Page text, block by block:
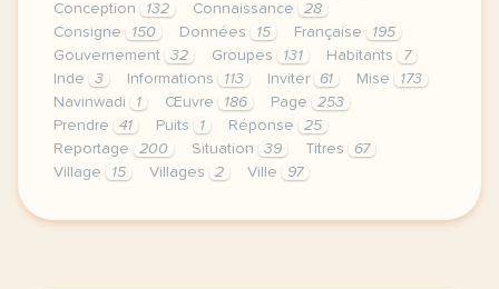
Conception
132 Connaissance
28
Consigne
150 Données 15 Française
195
Gouvernement
32 Groupes 131 Habitants
7
Inde
3 Informations 113 Inviter 61 Mise
173
Navinwadi
1 Œuvre 186 Page
253
Prendre
41 Puits 1 Réponse
25
Reportage
200 Situation 39 Titres
67
Village
15 Villages 2 Ville 97
le respect de votre vie privee est une priorite